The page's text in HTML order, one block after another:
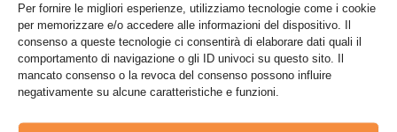
Per fornire le migliori esperienze, utilizziamo tecnologie come i cookie
per memorizzare e/o accedere alle informazioni del dispositivo. Il
consenso a queste tecnologie ci consentirà di elaborare dati quali il
comportamento di navigazione o gli ID univoci su questo sito. Il
mancato consenso o la revoca del consenso possono influire
negativamente su alcune caratteristiche e funzioni.
blockchain come il luogo pubblico in cui registrare il contratto finale,
anche quando questo riguarda la pubblica amministrazione.
In un periodo in cui le interazioni da remoto sono preferibili rispetto a
quelle di persona, questa soluzione apre la strada verso un nuovo